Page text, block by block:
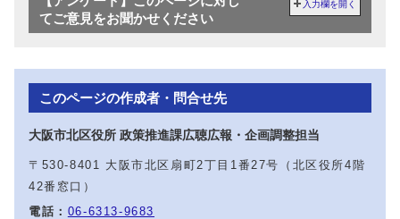
てご意見をお聞かせください
入力欄を開く
このページの作成者・問合せ先
大阪市北区役所 政策推進課広聴広報・企画調整担当
〒530-8401 大阪市北区扇町2丁目1番27号（北区役所4階
42番窓口）
電話： 06-6313-9683